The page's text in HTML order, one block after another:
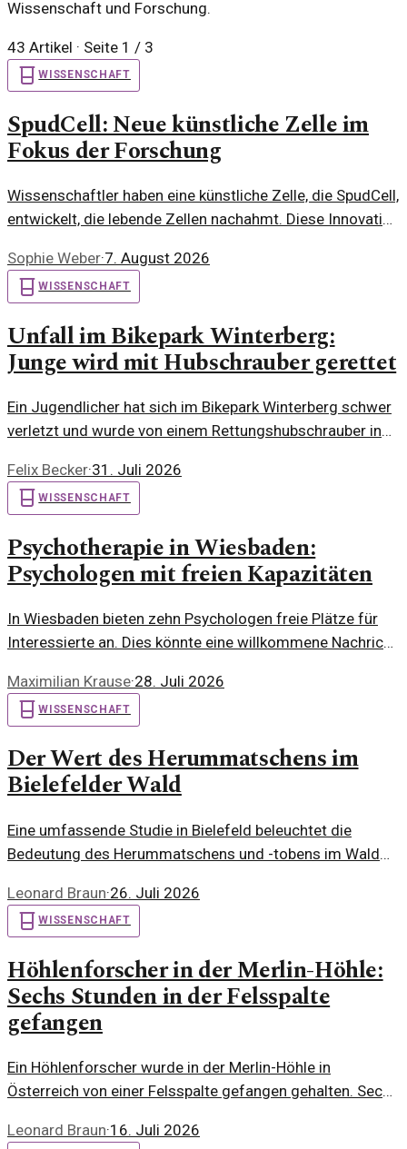
Wissenschaft und Forschung.
43 Artikel · Seite 1 / 3
WISSENSCHAFT
SpudCell: Neue künstliche Zelle im
Fokus der Forschung
Wissenschaftler haben eine künstliche Zelle, die SpudCell,
entwickelt, die lebende Zellen nachahmt. Diese Innovation
Biotechnologie und Medizin haben.
Sophie Weber·7. August 2026
WISSENSCHAFT
Unfall im Bikepark Winterberg:
Junge wird mit Hubschrauber gerettet
Ein Jugendlicher hat sich im Bikepark Winterberg schwer
verletzt und wurde von einem Rettungshubschrauber in
Fragen auf.
Felix Becker·31. Juli 2026
WISSENSCHAFT
Psychotherapie in Wiesbaden:
Psychologen mit freien Kapazitäten
In Wiesbaden bieten zehn Psychologen freie Plätze für
Interessierte an. Dies könnte eine willkommene Nachricht
Unterstützung sind.
Maximilian Krause·28. Juli 2026
WISSENSCHAFT
Der Wert des Herummatschens im
Bielefelder Wald
Eine umfassende Studie in Bielefeld beleuchtet die
Bedeutung des Herummatschens und -tobens im Wald
Disziplinen diskutieren die Erkenntnisse.
Leonard Braun·26. Juli 2026
WISSENSCHAFT
Höhlenforscher in der Merlin-Höhle:
Sechs Stunden in der Felsspalte
gefangen
Ein Höhlenforscher wurde in der Merlin-Höhle in
Österreich von einer Felsspalte gefangen gehalten. Sechs
Einsatzkräfte.
Leonard Braun·16. Juli 2026